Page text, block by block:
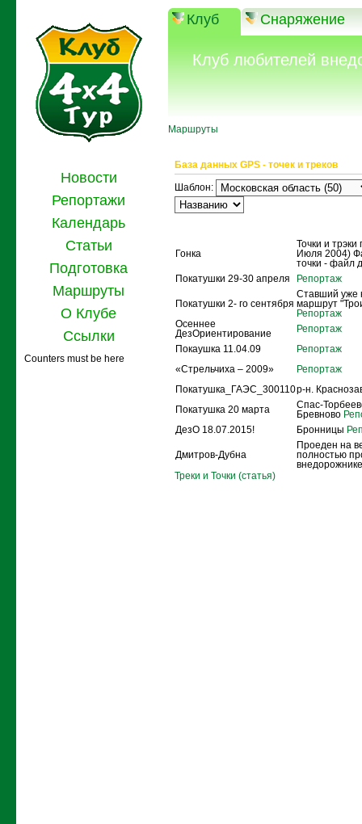
Клуб Снаряжение
Клуб любителей
Маршруты
Новости
Репортажи
Календарь
Статьи
Подготовка
Маршруты
О Клубе
Ссылки
Counters must be here
База данных GPS - точек и треков
Шаблон:
Гонка
Точки и трэки
Июля 2004)
точки - файл
Покатушки 29-30 апреля
Репортаж
Покатушки 2- го сентября
Ставший уже
маршрут
Репортаж
Осеннее
ДезОриентирование
Репортаж
Покаушка 11.04.09
Репортаж
«Стрельчиха – 2009»
Репортаж
Покатушка_ГАЭС_300110р-н.
Покатушка 20 марта
Спас-
Бревново
ДезО 18.07.2015!
Бронницы
Дмитров-Дубна
Проеден на
полностью
Треки и Точки (статья)